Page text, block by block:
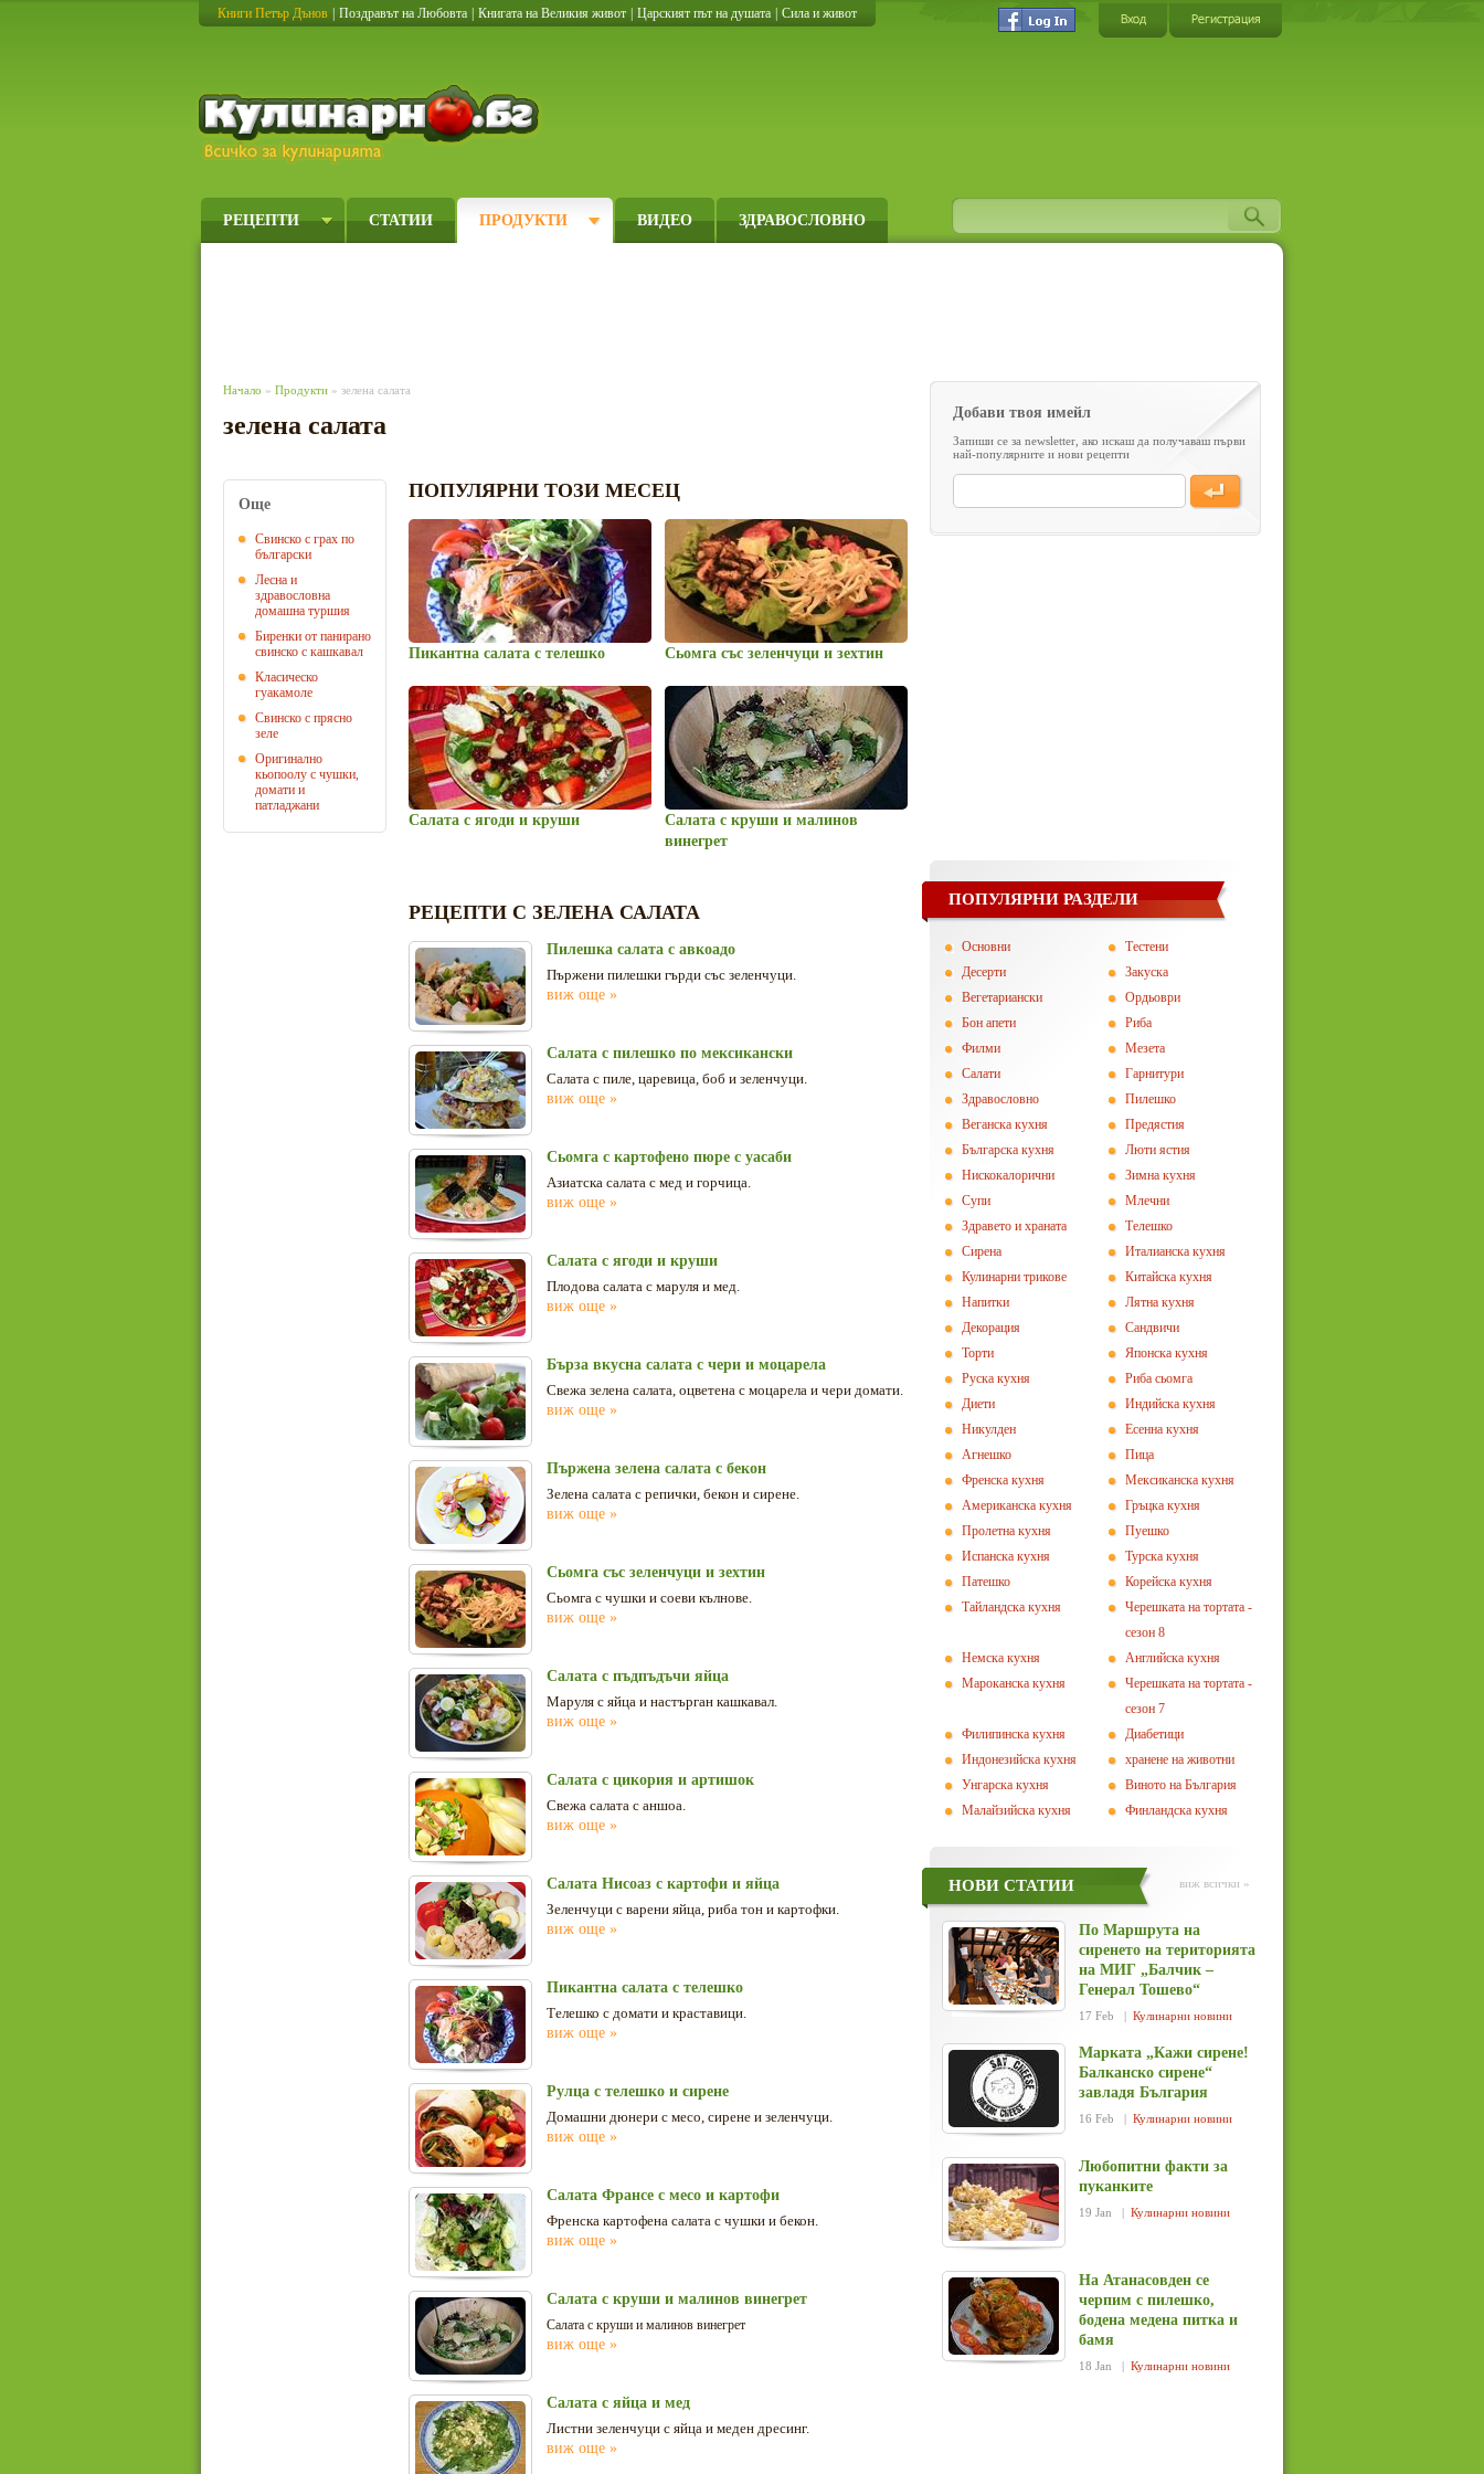
Книги Петър Дънов Поздравът на Любовта Книгата на Великия живот Царският път на душата Сила и живот
РЕЦЕПТИ СТАТИИ ПРОДУКТИ ВИДЕО ЗДРАВОСЛОВНО
Начало » Продукти » зелена салата
зелена салата
Още
Свинско с грах по
български
Лесна и
здравословна
домашна туршия
Биренки от панирано
свинско с кашкавал
Класическо
гуакамоле
Свинско с прясно
зеле
Оригинално
кьопоолу с чушки,
домати и
патладжани
ПОПУЛЯРНИ ТОЗИ МЕСЕЦ
Пикантна салата с телешко Сьомга със зеленчуци и зехтин
Салата с ягоди и круши
Салата с круши и малинов
винегрет
РЕЦЕПТИ С ЗЕЛЕНА САЛАТА
Пилешка салата с авкоадо
Пържени пилешки гърди със зеленчуци.
виж още »
Салата с пилешко по мексикански
Салата с пиле, царевица, боб и зеленчуци.
виж още »
Сьомга с картофено пюре с уасаби
Азиатска салата с мед и горчица.
виж още »
Салата с ягоди и круши
Плодова салата с маруля и мед.
виж още »
Бърза вкусна салата с чери и моцарела
Свежа зелена салата, оцветена с моцарела и чери домати.
виж още »
Пържена зелена салата с бекон
Зелена салата с репички, бекон и сирене.
виж още »
Сьомга със зеленчуци и зехтин
Сьомга с чушки и соеви кълнове.
виж още »
Салата с пъдпъдъчи яйца
Маруля с яйца и настърган кашкавал.
виж още »
Салата с цикория и артишок
Свежа салата с аншоа.
виж още »
Салата Нисоаз с картофи и яйца
Зеленчуци с варени яйца, риба тон и картофки.
виж още »
Пикантна салата с телешко
Телешко с домати и краставици.
виж още »
Рулца с телешко и сирене
Домашни дюнери с месо, сирене и зеленчуци.
виж още »
Салата Франсе с месо и картофи
Френска картофена салата с чушки и бекон.
виж още »
Салата с круши и малинов винегрет
Салата с круши и малинов винегрет
виж още »
Салата с яйца и мед
Листни зеленчуци с яйца и меден дресинг.
виж още »
Добави твоя имейл
Запиши се за newsletter, ако искаш да получаваш първи
най-популярните и нови рецепти
ПОПУЛЯРНИ РАЗДЕЛИ
Основни
Тестени
Десерти
Закуска
Вегeтариански
Ордьоври
Бон апети
Риба
Филми
Мезета
Салати
Гарнитури
Здравословно
Пилешко
Веганска кухня
Предястия
Българска кухня
Люти ястия
Нискокалорични
Зимна кухня
Супи
Млечни
Здравето и храната
Телешко
Сирена
Италианска кухня
Кулинарни трикове
Китайска кухня
Напитки
Лятна кухня
Декорация
Сандвичи
Торти
Японска кухня
Руска кухня
Риба сьомга
Диети
Индийска кухня
Никулден
Есенна кухня
Агнешко
Пица
Френска кухня
Мексиканска кухня
Американска кухня
Гръцка кухня
Пролетна кухня
Пуешко
Испанска кухня
Турска кухня
Патешко
Корейска кухня
Тайландска кухня
Черешката на тортата -
сезон 8
Немска кухня
Английска кухня
Мароканска кухня
Черешката на тортата -
сезон 7
Филипинска кухня
Диабетици
Индонезийска кухня
хранене на животни
Унгарска кухня
Виното на България
Малайзийска кухня
Финландска кухня
НОВИ СТАТИИ виж всички »
По Маршрута на
сиренето на територията
на МИГ „Балчик –
Генерал Тошево“
17 Feb | Кулинарни новини
Марката „Кажи сирене!
Балканско сирене“
завладя България
16 Feb | Кулинарни новини
Любопитни факти за
пуканките
19 Jan | Кулинарни новини
На Атанасовден се
черпим с пилешко,
бодена медена питка и
бамя
18 Jan | Кулинарни новини